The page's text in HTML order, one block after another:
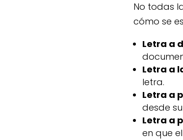
No todas
cómo se
Letra a
Letra a
letra.
Letra a
desde
Letra a
en que